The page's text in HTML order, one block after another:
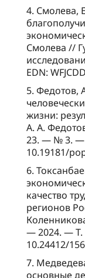
4. Смолева,
Смолева //
EDN: WFJCDD
5. Федотов,
жизни:
А. А.
23. — № 3. —
10.19181/
6.
качество
регионов
— 2024. — Т.
10.24412/
7.
основные